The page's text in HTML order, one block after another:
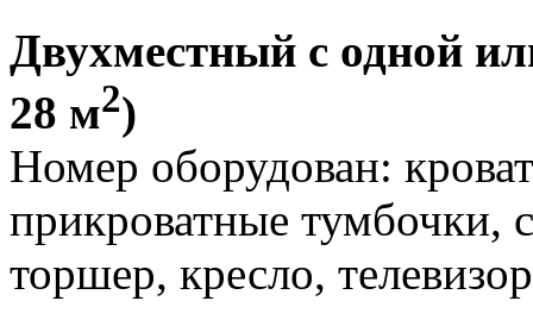
Двухместный с одной
28 м2)
Номер оборудован:
прикроватные тумбочки,
торшер, кресло,